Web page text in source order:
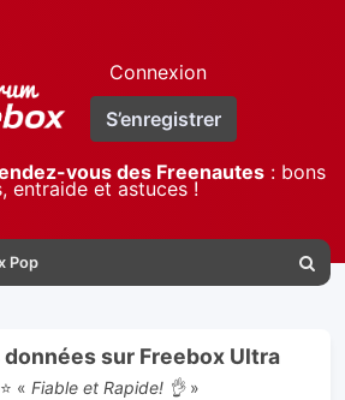
Connexion
S’enregistrer
vous des Freenautes: bons
entraide et astuces !
Pop
sur Freebox Ultra
« Fiable et Rapide! 👌»